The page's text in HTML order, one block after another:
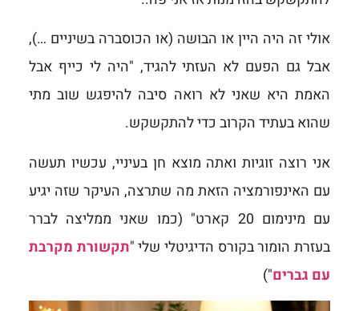
אולי זה היה היין או הבושה (או הכוסברה בשיניים …),
אבל גם הפעם לא העזתי להגיד, "היה לי כייף אבל
האמת היא שאני לא רואה סיבה להיפגש שוב מתי
שהוא בעתיד הקרוב כדי להתקשקש.
אני רוצה זוגיות ואתה מוצא חן בעיניי, עכשיו תעשה
עם האינפורמציה הזאת מה שתרצה, העיקר שזה יגיע
עם מינימום 20 קארט" (כמו שאני ממליצה לברר
בעזרת הומור בקורס הדיגיטלי שלי "תקשורת מקרבת
עם גברים")